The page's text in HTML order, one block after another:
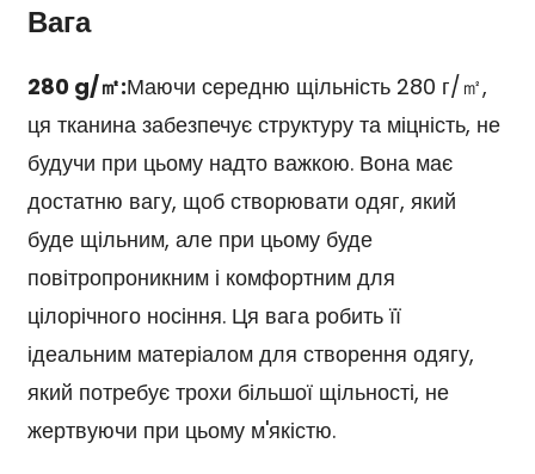
Вага
280 g/㎡:Маючи середню щільність 280 г/㎡,
ця тканина забезпечує структуру та міцність, не
будучи при цьому надто важкою. Вона має
достатню вагу, щоб створювати одяг, який
буде щільним, але при цьому буде
повітропроникним і комфортним для
цілорічного носіння. Ця вага робить її
ідеальним матеріалом для створення одягу,
який потребує трохи більшої щільності, не
жертвуючи при цьому м'якістю.